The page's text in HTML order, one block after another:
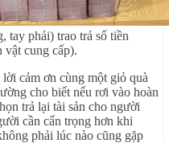
tay phải) trao trả số tiền
cung cấp).
cảm ơn cùng một giỏ quà
cho biết nếu rơi vào hoàn
trả lại tài sản cho người
cần cẩn trọng hơn khi
phải lúc nào cũng gặp